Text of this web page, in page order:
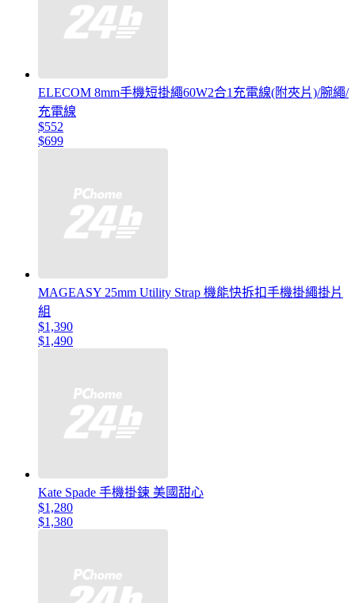
ELECOM 8mm手機短掛繩60W2合1充電線(附夾片)/腕繩/
充電線
$552
$699
MAGEASY 25mm Utility Strap 機能快拆扣手機掛繩掛片
組
$1,390
$1,490
Kate Spade 手機掛鍊 美國甜心
$1,280
$1,380